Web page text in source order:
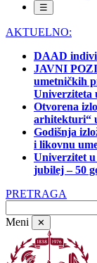
☰
AKTUELNO:
DAAD
JAVNI
umetničkih
Univerziteta
Otvorena
arhitekturi“
Godišnja
i likovnu
Univerzitet u
jubilej – 50
PRETRAGA
Meni ✕